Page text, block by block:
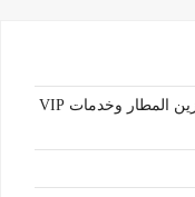
ايجار مرسيدس V_Class في مصر: ليموزين المطار وخدمات VIP